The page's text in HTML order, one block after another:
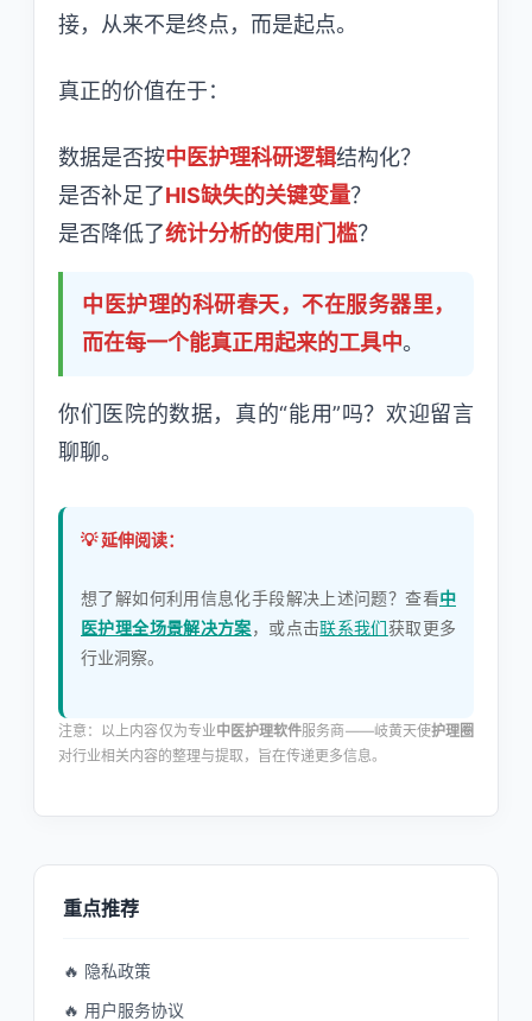
接，从来不是终点，而是起点。
真正的价值在于：
数据是否按中医护理科研逻辑结构化？
是否补足了HIS缺失的关键变量？
是否降低了统计分析的使用门槛？
中医护理的科研春天，不在服务器里，
而在每一个能真正用起来的工具中。
你们医院的数据，真的“能用”吗？欢迎留言
聊聊。
💡 延伸阅读：
想了解如何利用信息化手段解决上述问题？查看中
医护理全场景解决方案，或点击联系我们获取更多
行业洞察。
注意：以上内容仅为专业中医护理软件服务商——岐黄天使护理圈
对行业相关内容的整理与提取，旨在传递更多信息。
重点推荐
🔥 隐私政策
🔥 用户服务协议